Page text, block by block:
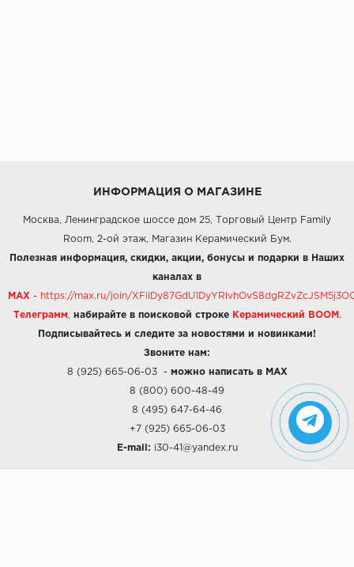
ИНФОРМАЦИЯ О МАГАЗИНЕ
Москва, Ленинградское шоссе дом 25, Торговый Центр Family
Room, 2-ой этаж, Магазин Керамический Бум.
Полезная информация, скидки, акции, бонусы и подарки в Наших
каналах в
MAX - https://max.ru/join/
Телеграмм набирайте в поисковой строке Керамический BOOM .
Подписывайтесь и следите за новостями и новинками!
Звоните нам:
8 (925) 665-06-03- можно написать в MAX
8 (800) 600-48-49
8 (495) 647-64-46
+7 (925) 665-06-03
E-mail: i30-41@yandex.ru